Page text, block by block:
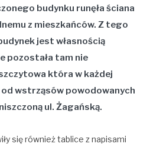
budynku runęła ściana
z mieszkańców. Z tego
jest własnością
pozostała tam nie
która w każdej
od wstrząsów powodowanych
ul. Żagańską.
się również tablice z napisami